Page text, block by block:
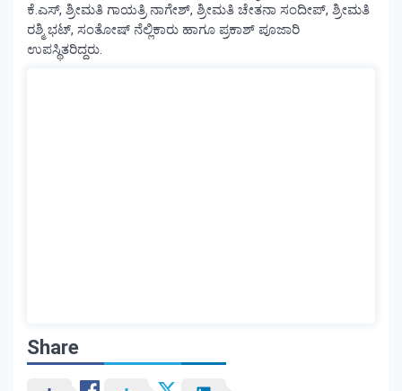
ಕೆ.ಎಸ್, ಶ್ರೀಮತಿ ಗಾಯತ್ರಿ ನಾಗೇಶ್, ಶ್ರೀಮತಿ ಚೇತನಾ ಸಂದೀಪ್, ಶ್ರೀಮತಿ
ರಶ್ಮಿ ಭಟ್, ಸಂತೋಷ್ ನೆಲ್ಲಿಕಾರು ಹಾಗೂ ಪ್ರಕಾಶ್ ಪೂಜಾರಿ
ಉಪಸ್ಥಿತರಿದ್ದರು.
Share